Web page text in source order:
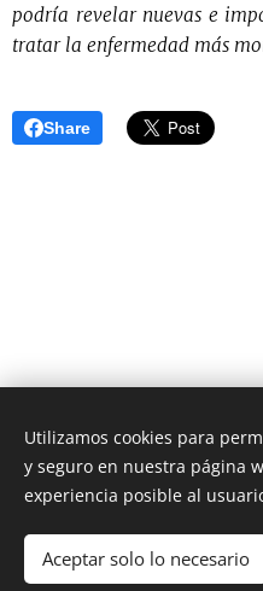
podría revelar nuevas e
tratar la enfermedad más
Share
AS
El periódico digital
Utilizamos cookies para
y seguro en nuestra página
experiencia posible al
Aceptar solo lo necesario